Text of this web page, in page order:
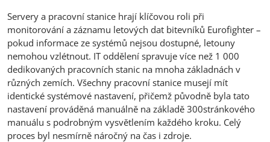
Servery a pracovní stanice hrají klíčovou roli při
monitorování a záznamu letových dat bitevníků Eurofighter –
pokud informace ze systémů nejsou dostupné, letouny
nemohou vzlétnout. IT oddělení spravuje více než 1 000
dedikovaných pracovních stanic na mnoha základnách v
různých zemích. Všechny pracovní stanice musejí mít
identické systémové nastavení, přičemž původně byla tato
nastavení prováděná manuálně na základě 300stránkového
manuálu s podrobným vysvětlením každého kroku. Celý
proces byl nesmírně náročný na čas i zdroje.